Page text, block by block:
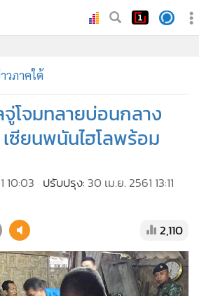
วภาคใต้
โจมทลายบ่อนกลาง
ซียนพนันไฮโลพร้อม
10:03 ปรับปรุง: 30 เม.ย. 2561 13:11
2,110